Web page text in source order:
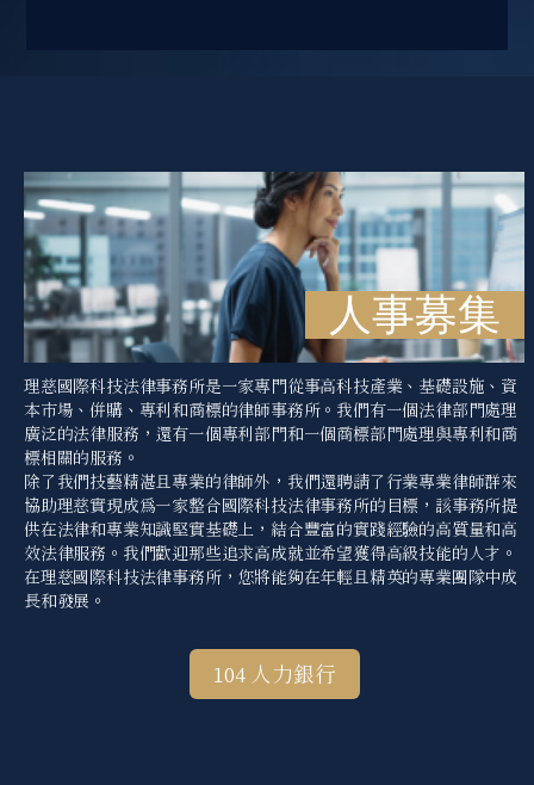
人事募集
理慈國際科技法律事務所是一家專門從事高科技產業、基礎設施、資
本市場、併購、專利和商標的律師事務所。我們有一個法律部門處理
廣泛的法律服務，還有一個專利部門和一個商標部門處理與專利和商
標相關的服務。
除了我們技藝精湛且專業的律師外，我們還聘請了行業專業律師群來
協助理慈實現成為一家整合國際科技法律事務所的目標，該事務所提
供在法律和專業知識堅實基礎上，結合豐富的實踐經驗的高質量和高
效法律服務。我們歡迎那些追求高成就並希望獲得高級技能的人才。
在理慈國際科技法律事務所，您將能夠在年輕且精英的專業團隊中成
長和發展。
104 人力銀行